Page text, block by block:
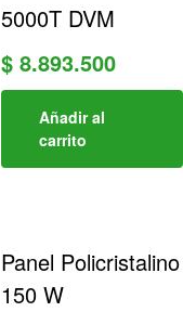
5000T DVM
$ 8.893.500
Añadir al
carrito
Panel Policristalino
150 W